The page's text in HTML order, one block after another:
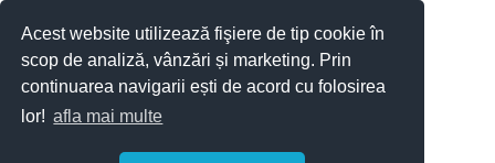
Acest website utilizează fişiere de tip cookie în
scop de analiză, vânzări și marketing. Prin
continuarea navigarii ești de acord cu folosirea
lor! afla mai multe